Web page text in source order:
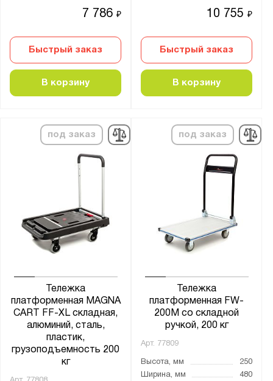
7 786₽
Быстрый заказ
В корзину
10 755₽
Быстрый заказ
В корзину
под заказ
Тележка
платформенная MAGNA
CART FF-XL складная,
алюминий, сталь,
пластик,
грузоподъемность 200
кг
под заказ
Тележка
платформенная FW-
200M со складной
ручкой, 200 кг
Арт. 77809
Высота, мм
250
Ширина, мм
480
Серия:
КТ